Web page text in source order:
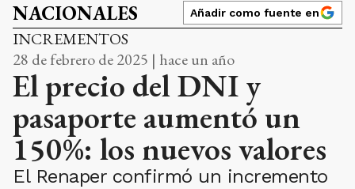
NACIONALES Añadir como fuente en
INCREMENTOS
28 de febrero de 2025 | hace un año
El precio del DNI y
pasaporte aumentó un
150%: los nuevos valores
El Renaper confirmó un incremento